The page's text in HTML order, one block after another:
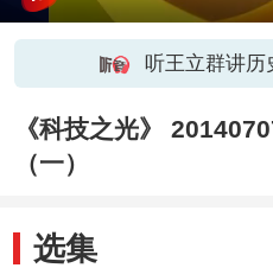
听王立群讲历
《科技之光》
（一）
选集